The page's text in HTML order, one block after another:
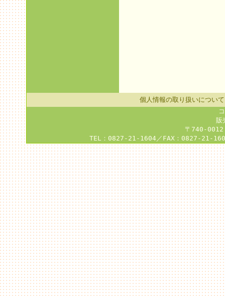
個人情報の取り扱いについて
販
〒740-0012
TEL：0827-21-1604／FAX：0827-21-